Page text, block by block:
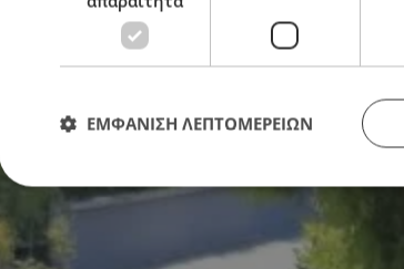
ΕΜΦΑΝΙΣΗ ΛΕΠΤΟΜΕΡΕΙΩΝ